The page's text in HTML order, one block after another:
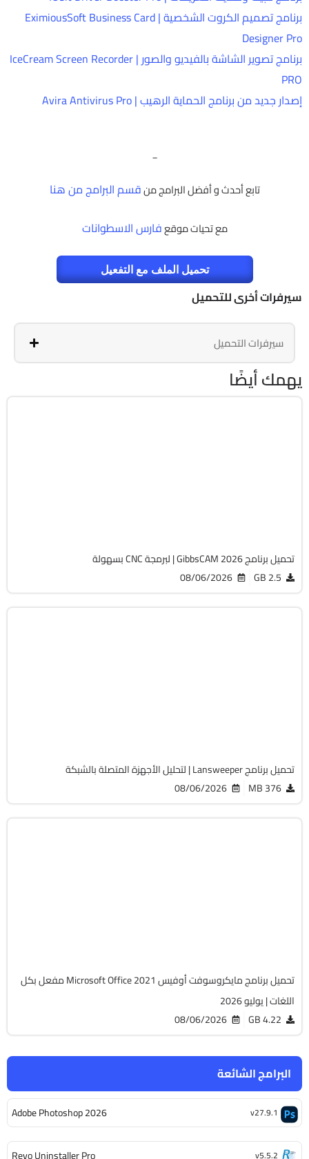
البرامج الشائعة
Adobe Photoshop 2026 v27.9.1
v5.5.2
برنامج تصميم الكروت الشخصية | EximiousSoft Business Card
Designer Pro
برنامج تصوير الشاشة بالفيديو والصور | IceCream Screen Recorder
PRO
إصدار جديد من برنامج الحماية الرهيب | Avira Antivirus Pro
_
تابع أحدث و أفضل البرامج منقسم البرامج من هنا
مع تحيات موقعفارس الاسطوانات
تحميل الملف مع التفعيل
سيرفرات أخرى للتحميل
سيرفرات التحميل
يهمك أيضًا
تحميل برنامج GibbsCAM 2026 | لبرمجة CNC بسهولة
2.5 GB
08/06/2026
تحميل برنامج Lansweeper | لتحليل الأجهزة المتصلة بالشبكة
376 MB
08/06/2026
تحميل برنامج مايكروسوفت أوفيس Microsoft Office 2021 مفعل بكل
اللغات | يوليو 2026
4.22 GB
08/06/2026